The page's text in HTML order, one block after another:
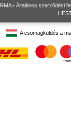
RMA• Általános szerződési
A csomagküldés a